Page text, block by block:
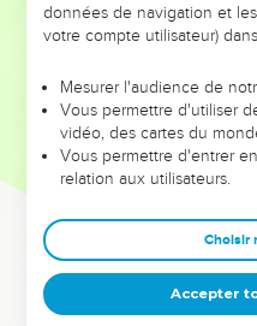
leur foi ou leur vision. Mais
et les saisons difficiles qu'ils
sont elles qui
Dans cette conférence,
clés pour avancer avec plus
deviennent vos tremplins.
équipe, un groupe ou une
données de navigation et
votre compte utilisateur)
Mesurer l'audience de
Vous permettre d'utiliser
vidéo, des cartes du
Vous permettre d'entrer
relation aux utilisateurs.
Choisir
Accepter